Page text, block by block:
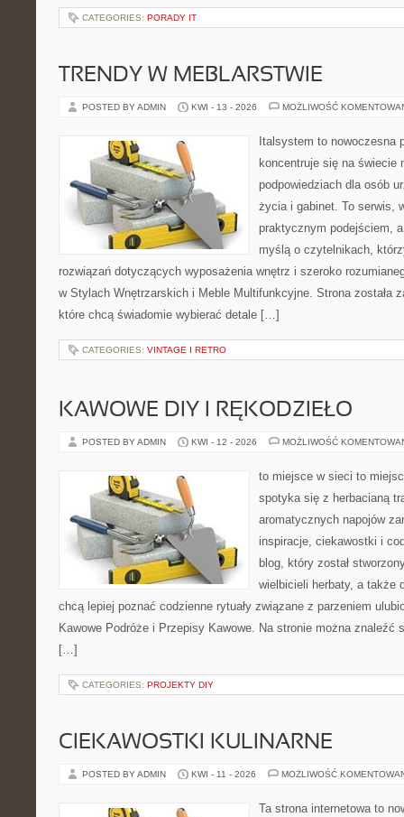
CATEGORIES: PORADY IT
TRENDY W MEBLARSTWIE
POSTED BY ADMIN KWI - 13 - 2026 MOŻLIWOŚĆ
Italsystem to nowoczesna
koncentruje się na świecie
podpowiedziach dla osób
życia i gabinet. To serwis,
praktycznym podejściem,
myślą o czytelnikach,
rozwiązań dotyczących wyposażenia wnętrz i szeroko
w Stylach Wnętrzarskich i Meble Multifunkcyjne. Strona została
które chcą świadomie wybierać detale […]
CATEGORIES: VINTAGE I RETRO
KAWOWE DIY I RĘKODZIEŁO
POSTED BY ADMIN KWI - 12 - 2026 MOŻLIWOŚĆ
to miejsce w sieci to
spotyka się z herbacianą
aromatycznych napojów
inspiracje, ciekawostki i
blog, który został
wielbicieli herbaty, a także
chcą lepiej poznać codzienne rytuały związane z parzeniem
Kawowe Podróże i Przepisy Kawowe. Na stronie można znaleźć
[…]
CATEGORIES: PROJEKTY DIY
CIEKAWOSTKI KULINARNE
POSTED BY ADMIN KWI - 11 - 2026 MOŻLIWOŚĆ
Ta strona internetowa to